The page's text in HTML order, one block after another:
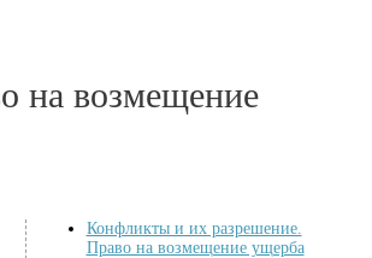
на возмещение
Конфликты и их разрешение.
Право на возмещение ущерба